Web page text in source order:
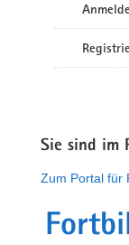
Sie sind im
Zum Portal für